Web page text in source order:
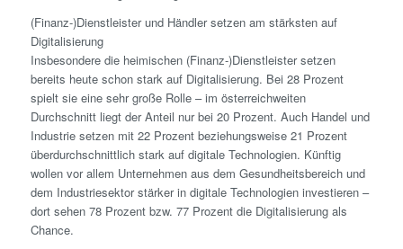
(Finanz-)Dienstleister und Händler setzen am stärksten auf
Digitalisierung
Insbesondere die heimischen (Finanz-)Dienstleister setzen
bereits heute schon stark auf Digitalisierung. Bei 28 Prozent
spielt sie eine sehr große Rolle – im österreichweiten
Durchschnitt liegt der Anteil nur bei 20 Prozent. Auch Handel und
Industrie setzen mit 22 Prozent beziehungsweise 21 Prozent
überdurchschnittlich stark auf digitale Technologien. Künftig
wollen vor allem Unternehmen aus dem Gesundheitsbereich und
dem Industriesektor stärker in digitale Technologien investieren –
dort sehen 78 Prozent bzw. 77 Prozent die Digitalisierung als
Chance.